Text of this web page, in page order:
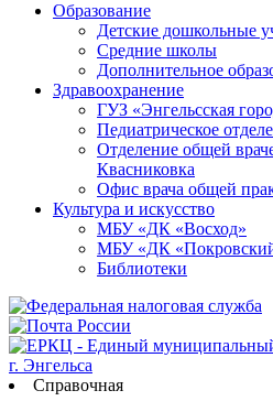
Образование
Детские дошкольные
Средние школы
Дополнительное
Здравоохранение
ГУЗ «Энгельсская
Педиатрическое
Отделение общей
Квасниковка
Офис врача общей
Культура и искусство
МБУ «ДК «Восход»
МБУ «ДК
Библиотеки
Справочная